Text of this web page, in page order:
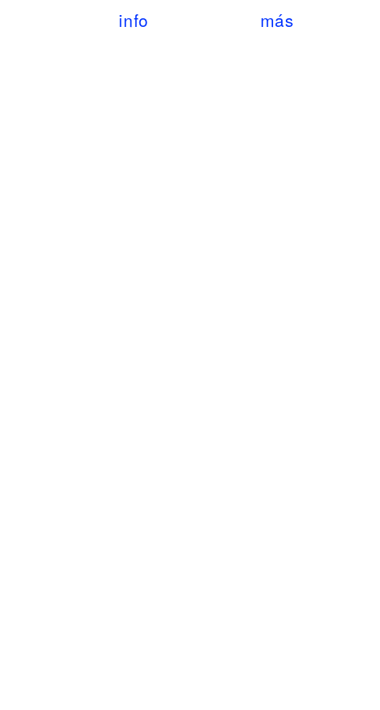
info más